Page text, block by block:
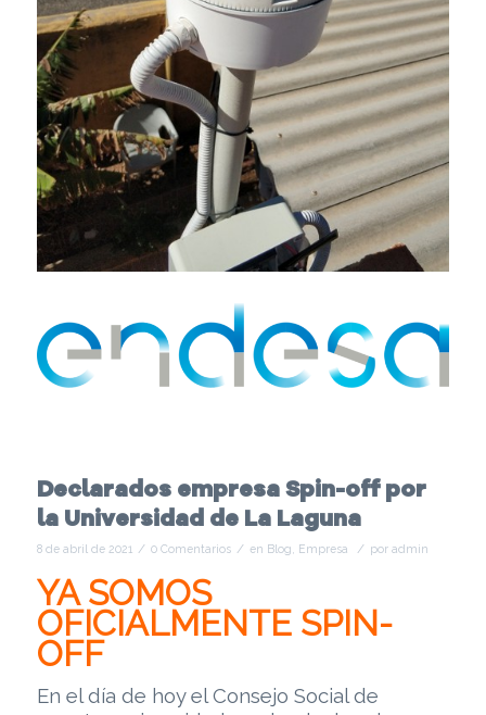
Declarados empresa Spin-off por
la Universidad de La Laguna
8 de abril de 2021 / 0 Comentarios / en Blog Empresa / por admin
YA SOMOS
OFICIALMENTE SPIN-
OFF
En el día de hoy el Consejo Social de